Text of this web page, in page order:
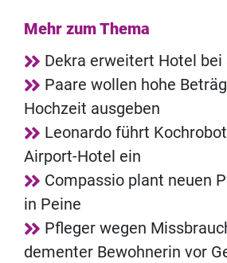
Mehr zum Thema
Dekra erweitert Hotel
Paare wollen hohe
Hochzeit ausgeben
Leonardo führt
Airport-Hotel ein
Compassio plant neuen
in Peine
Pfleger wegen
dementer Bewohnerin vor